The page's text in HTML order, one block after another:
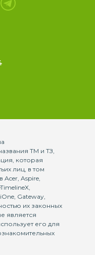
ТМ и ТЗ,
которая
лиц, в том
Aspire,
Gateway,
их законных
является
его для